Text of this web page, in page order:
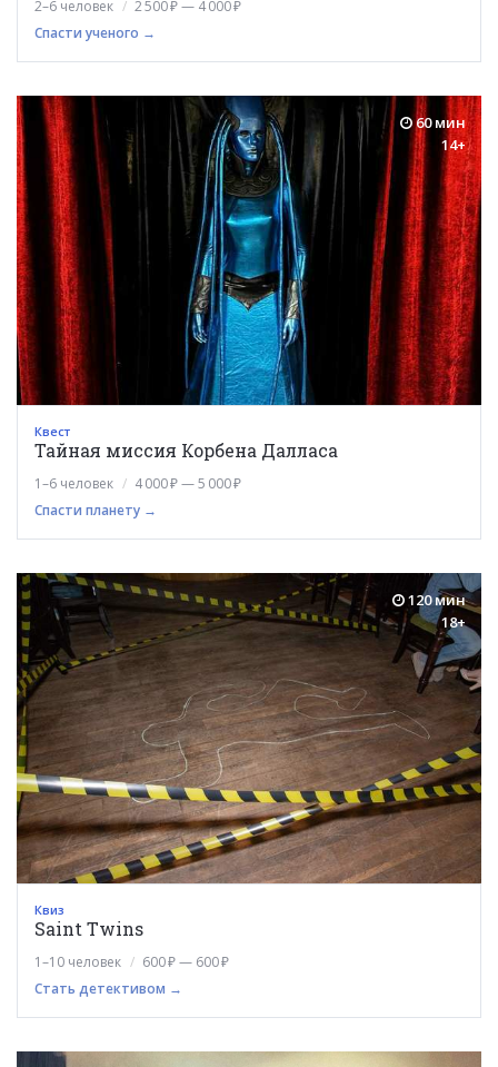
2–6 человек
2 500 ₽ — 4 000 ₽
Спасти ученого →
60 мин
14+
Квест
Тайная миссия Корбена Далласа
1–6 человек
4 000 ₽ — 5 000 ₽
Спасти планету →
120 мин
18+
Квиз
Saint Twins
1–10 человек
600 ₽ — 600 ₽
Стать детективом →